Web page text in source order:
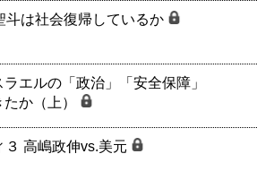
は社会復帰しているか
ラエルの「政治」「安全保障」
か（上）
高嶋政伸vs.美元